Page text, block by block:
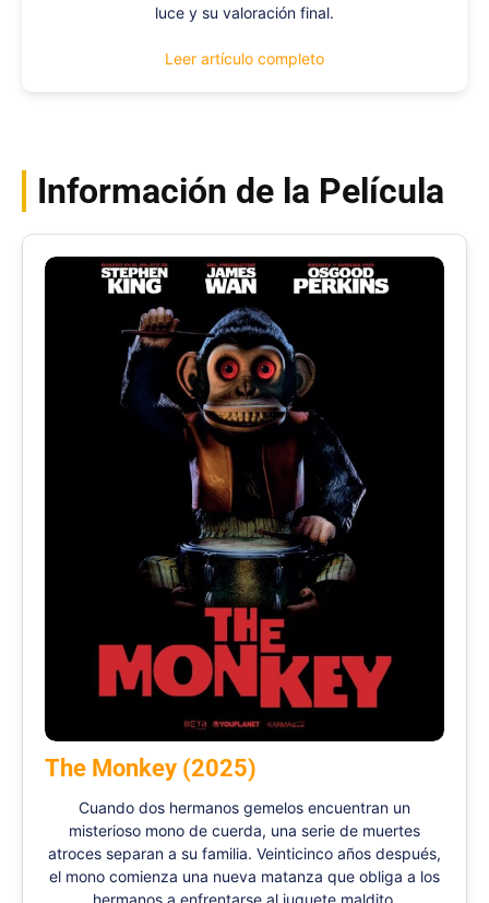
luce y su valoración final.
Leer artículo completo
Información de la Película
The Monkey (2025)
Cuando dos hermanos gemelos encuentran un
misterioso mono de cuerda, una serie de muertes
atroces separan a su familia. Veinticinco años después,
el mono comienza una nueva matanza que obliga a los
hermanos a enfrentarse al juguete maldito.